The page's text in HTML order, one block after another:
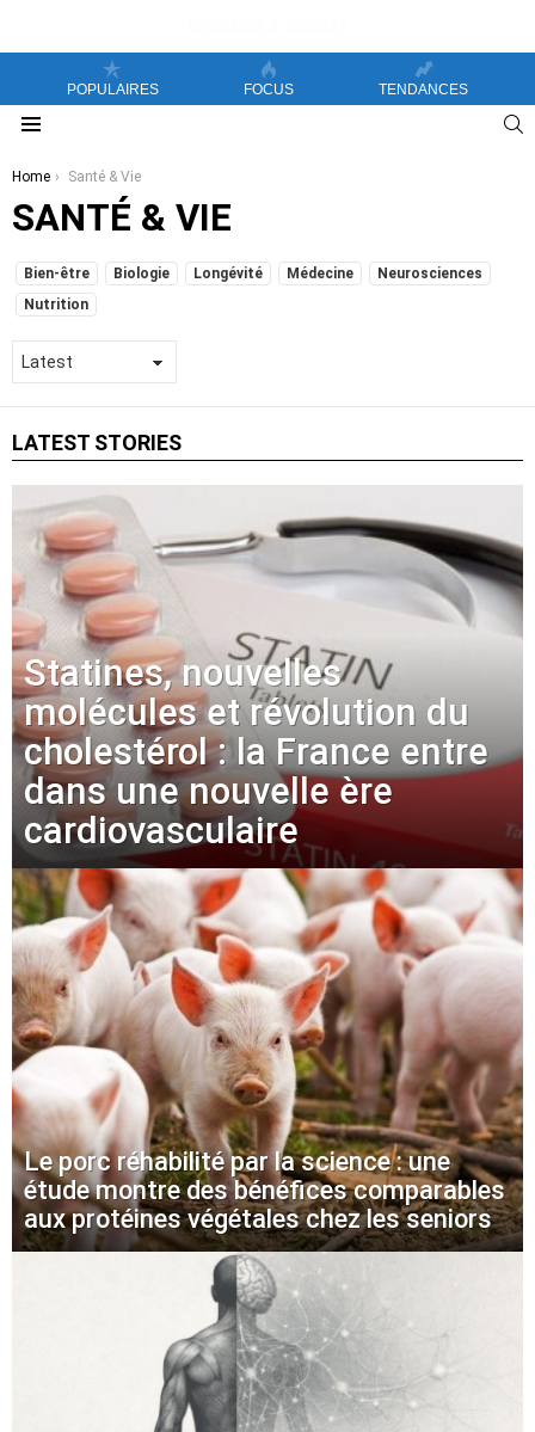
POPULAIRES FOCUS TENDANCES
You are here:
Home Santé & Vie
SANTÉ & VIE
SUBTERMS
Bien-être Biologie Longévité Médecine
Neurosciences
Nutrition
LATEST STORIES
Statines, nouvelles
molécules et révolution du
cholestérol : la France entre
dans une nouvelle ère
cardiovasculaire
Le porc réhabilité par la science : une
étude montre des bénéfices comparables
aux protéines végétales chez les seniors